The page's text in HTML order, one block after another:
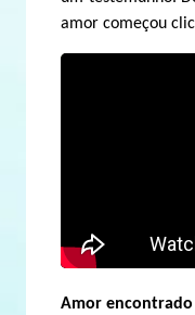
amor começou
Amor encontrado